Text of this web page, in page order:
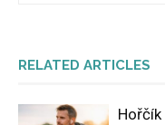
RELATED ARTICLES